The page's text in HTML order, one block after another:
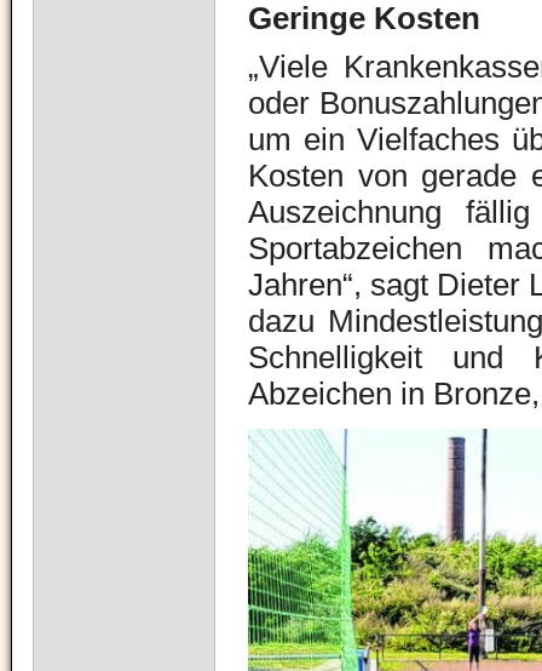
Geringe Kosten
„Viele
oder
um ein Vielfaches
Kosten von gerade
Auszeichnung
Sportabzeichen
Jahren“, sagt Dieter
dazu
Schnelligkeit und
Abzeichen in